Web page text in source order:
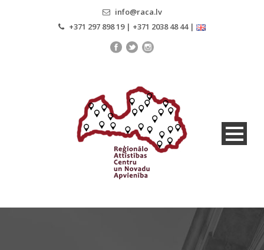
info@raca.lv
+371 297 898 19 | +371 2038 48 44 |